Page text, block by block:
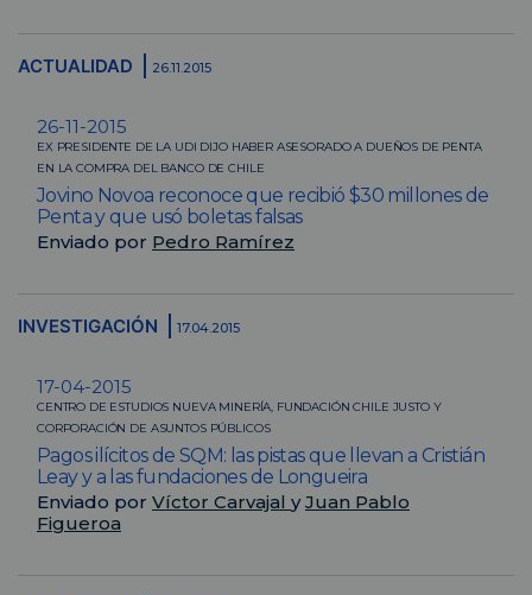
ACTUALIDAD 26.11.2015
26-11-2015
EX PRESIDENTE DE LA UDI DIJO HABER ASESORADO A DUEÑOS DE PENTA
EN LA COMPRA DEL BANCO DE CHILE
Jovino Novoa reconoce que recibió $30 millones de
Penta y que usó boletas falsas
Enviado por Pedro Ramírez
INVESTIGACIÓN 17.04.2015
17-04-2015
CENTRO DE ESTUDIOS NUEVA MINERÍA, FUNDACIÓN CHILE JUSTO Y
CORPORACIÓN DE ASUNTOS PÚBLICOS
Pagos ilícitos de SQM: las pistas que llevan a Cristián
Leay y a las fundaciones de Longueira
Enviado por Víctor Carvajal yJuan Pablo
Figueroa